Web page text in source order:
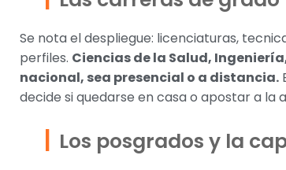
Se nota el despliegue: licenciaturas,
perfiles. Ciencias de la Salud,
nacional, sea presencial o a distancia.
decide si quedarse en casa o apostar a la
Los posgrados y la